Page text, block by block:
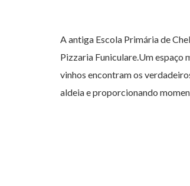
A antiga Escola Primária de
Pizzaria Funiculare.Um espaço
vinhos encontram os
aldeia e proporcionando